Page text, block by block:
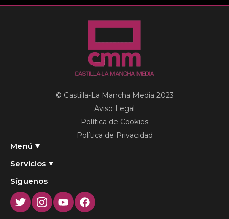
Menú
Servicios
© Castilla-La Mancha Media 2023
Aviso Legal
Política de Cookies
Política de Privacidad
Síguenos
TwitterInstagram
YoutubeFacebook